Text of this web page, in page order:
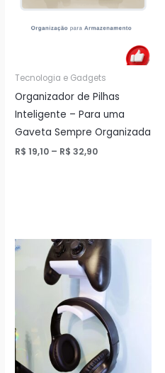
Tecnologia e Gadgets
Organizador de Pilhas
Inteligente – Para uma
Gaveta Sempre Organizada
R$ 19,10 – R$ 32,90Price